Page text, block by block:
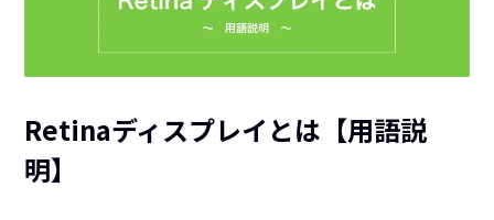
Retinaディスプレイとは【用語説
明】